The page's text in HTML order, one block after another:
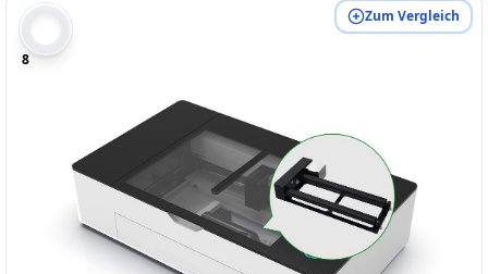
8
Zum Vergleich